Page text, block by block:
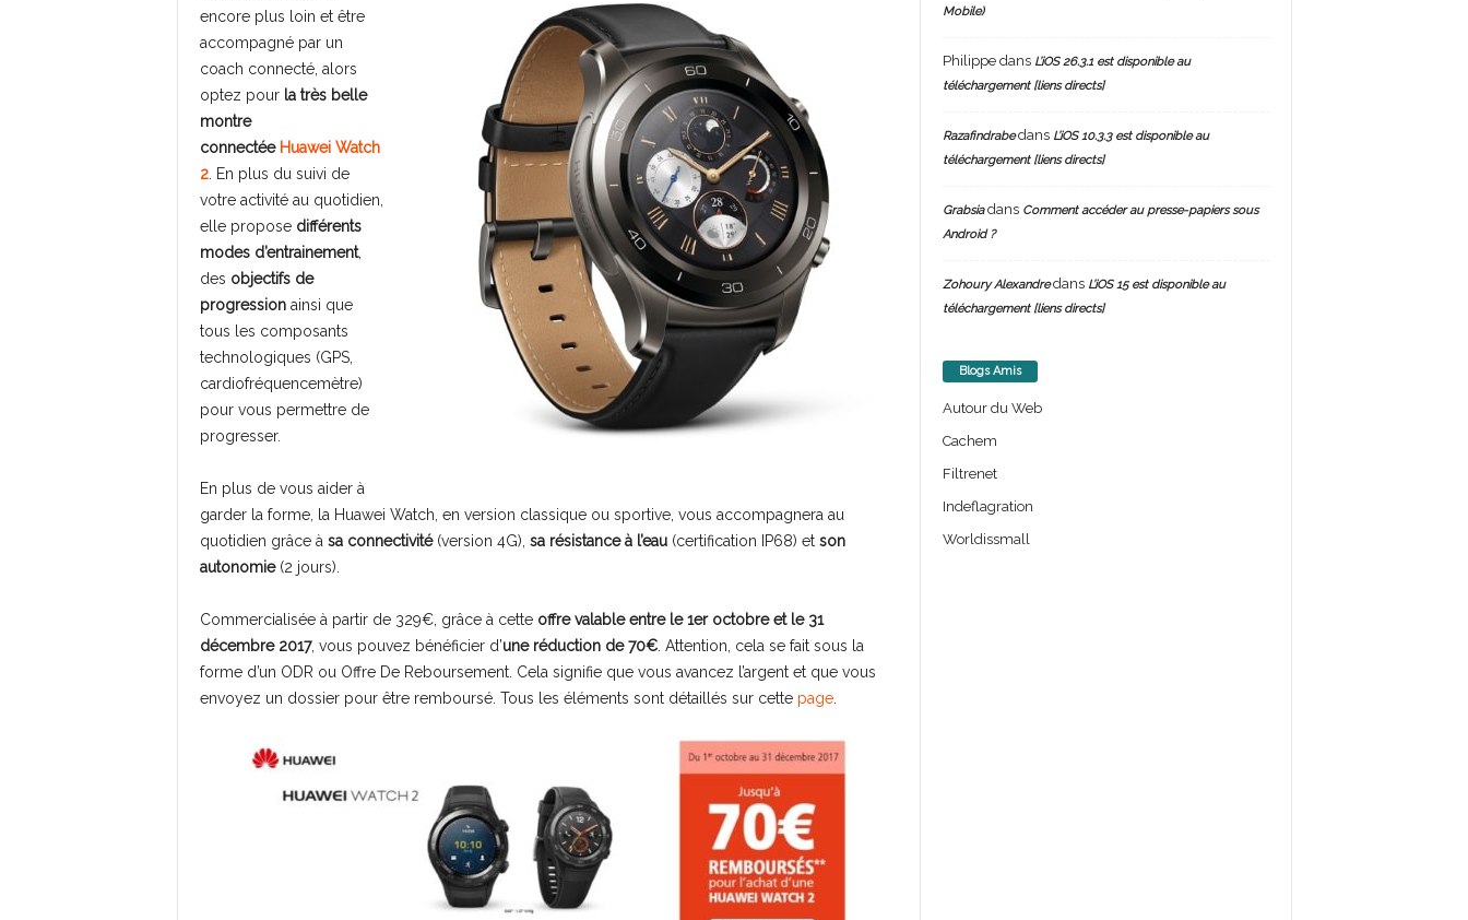
encore plus loin et être
accompagné par un
coach connecté, alors
optez pour la très belle
montre
connectée Huawei Watch
2. En plus du suivi de
votre activité au quotidien,
elle propose différents
modes d’entrainement,
des objectifs de
progressionainsi que
tous les composants
technologiques (GPS,
cardiofréquencemètre)
pour vous permettre de
progresser.
En plus de vous aider à
garder la forme, la Huawei Watch, en version classique ou sportive, vous accompagnera au
quotidien grâce à sa connectivité(version 4G), sa résistance à l’eau(certification IP68) et son
autonomie(2 jours).
Commercialisée à partir de 329€, grâce à cette offre valable entre le 1er octobre et le 31
décembre 2017, vous pouvez bénéficier d’une réduction de 70€. Attention, cela se fait sous la
forme d’un ODR ou Offre De Reboursement. Cela signifie que vous avancez l’argent et que vous
envoyez un dossier pour être remboursé. Tous les éléments sont détaillés sur cette page.
Mobile)
Philippedans L’iOS 26.3.1 est disponible au
téléchargement [liens directs]
Razafindrabedans L’iOS 10.3.3 est disponible au
téléchargement [liens directs]
Grabsiadans Comment accéder au presse-papiers sous
Android ?
Zohoury Alexandredans L’iOS 15 est disponible au
téléchargement [liens directs]
Blogs Amis
Autour du Web
Cachem
Filtrenet
Indeflagration
Worldissmall